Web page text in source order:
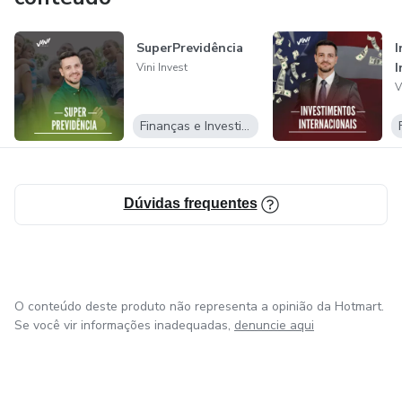
SuperPrevidência
Vini Invest
Finanças e Investimentos
Dúvidas frequentes
O conteúdo deste produto não representa a opinião da Hotmart.
Se você vir informações inadequadas, denuncie aqui